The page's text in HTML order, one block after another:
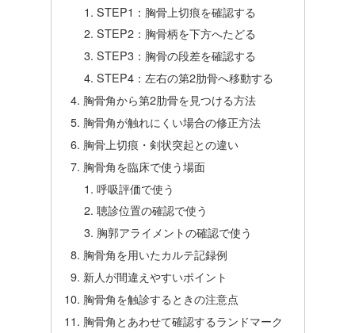
STEP1：胸骨上切痕を確認する
STEP2：胸骨柄を下方へたどる
STEP3：胸骨の段差を確認する
STEP4：左右の第2肋骨へ移動する
胸骨角から第2肋骨を見つける方法
胸骨角が触れにくい場合の修正方法
胸骨上切痕・剣状突起との違い
胸骨角を臨床で使う場面
呼吸評価で使う
聴診位置の確認で使う
胸郭アライメントの確認で使う
胸骨角を用いたカルテ記録例
新人が間違えやすいポイント
胸骨角を触診するときの注意点
胸骨角とあわせて確認するランドマーク